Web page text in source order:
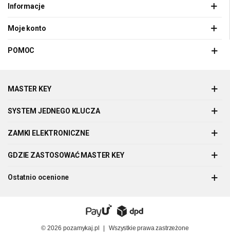
Informacje
Moje konto
POMOC
MASTER KEY
SYSTEM JEDNEGO KLUCZA
ZAMKI ELEKTRONICZNE
GDZIE ZASTOSOWAĆ MASTER KEY
Ostatnio ocenione
© 2026 pozamykaj.pl Wszystkie prawa zastrzeżone